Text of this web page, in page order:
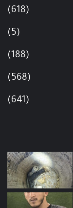
(618)
(5)
(188)
(568)
(641)